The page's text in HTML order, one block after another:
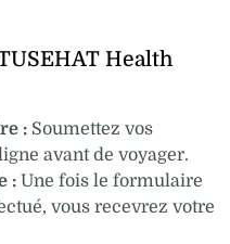
Health
: Soumettez vos
avant de voyager.
: Une fois le formulaire
vous recevrez votre